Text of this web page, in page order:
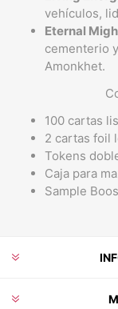
vehículos,
Eternal
cementerio
Amonkhet.
100 cartas
2 cartas foil
Tokens
Caja para
Sample